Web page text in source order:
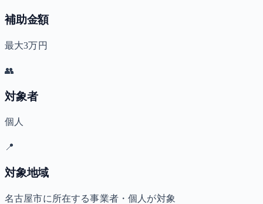
補助金額
最大3万円
👥
対象者
個人
📍
対象地域
名古屋市に所在する事業者・個人が対象